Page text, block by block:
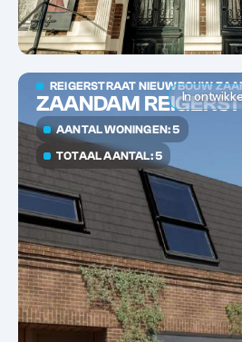
In
REIGERSTRAAT NIEUWBOUW
ZAANDAM
AANTAL WONINGEN: 5
TOTAAL AANTAL: 5